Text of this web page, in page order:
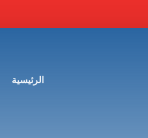
الرئيسية